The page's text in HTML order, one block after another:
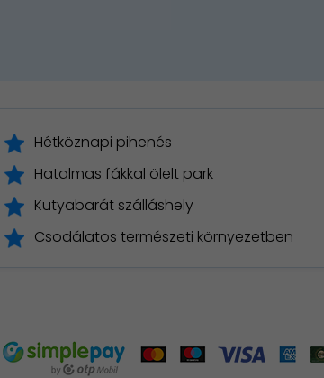
Hétköznapi pihenés
Hatalmas fákkal ölelt park
Kutyabarát szálláshely
Csodálatos természeti környezetben